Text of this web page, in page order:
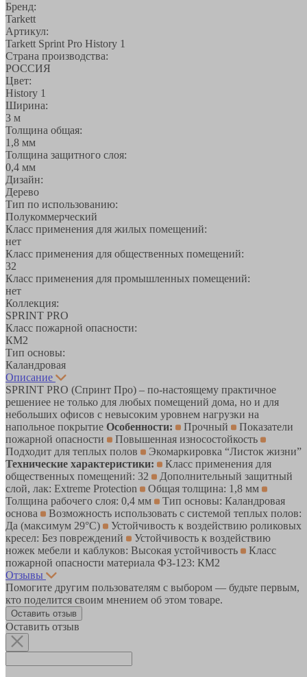
Бренд:
Tarkett
Артикул:
Tarkett Sprint Pro History 1
Страна производства:
РОССИЯ
Цвет:
History 1
Ширина:
3 м
Толщина общая:
1,8 мм
Толщина защитного слоя:
0,4 мм
Дизайн:
Дерево
Тип по использованию:
Полукоммерческий
Класс применения для жилых помещений:
нет
Класс применения для общественных помещений:
32
Класс применения для промышленных помещений:
нет
Коллекция:
SPRINT PRO
Класс пожарной опасности:
КМ2
Тип основы:
Каландровая
Описание
SPRINT PRO (Спринт Про) – по-настоящему практичное
решениее не только для любых помещений дома, но и для
небольших офисов с невысоким уровнем нагрузки на
напольное покрытие Особенности: Прочный
Показатели
пожарной опасности
Повышенная износостойкость
Подходит для теплых полов
Экомаркировка “Листок жизни”
Технические характеристики:
Класс применения для
общественных помещений: 32
Дополнительный защитный
слой, лак: Extreme Protection
Общая толщина: 1,8 мм
Толщина рабочего слоя: 0,4 мм
Тип основы: Каландровая
основа
Возможность использовать с системой теплых полов:
Да (максимум 29°C)
Устойчивость к воздействию роликовых
кресел: Без повреждений
Устойчивость к воздействию
ножек мебели и каблуков: Высокая устойчивость
Класс
пожарной опасности материала ФЗ-123: КМ2
Отзывы
Помогите другим пользователям с выбором — будьте первым,
кто поделится своим мнением об этом товаре.
Оставить отзыв
Оставить отзыв